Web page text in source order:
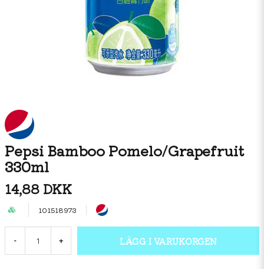
Pepsi Bamboo Pomelo/Grapefruit
330ml
14,88 DKK
101518973
- + LÄGG I VARUKORGEN